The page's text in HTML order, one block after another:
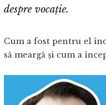
despre vocație.
Cum a fost pentru el
să meargă și cum a